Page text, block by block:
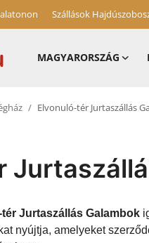
Szállások
MAGYARORSZÁG
Elvonuló-tér Jurtaszállás
Jurtaszállás Galambok
nyújtja, amelyeket